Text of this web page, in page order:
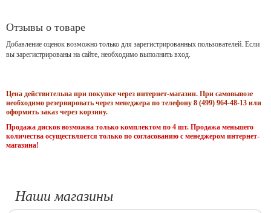
Отзывы о товаре
Добавление оценок возможно только для зарегистрированных пользователей. Если
вы зарегистрированы на сайте, необходимо выполнить вход.
Цена действительна при покупке через интернет-магазин. При самовывозе
необходимо резервировать через менеджера по телефону 8 (499) 964-48-13 или
оформить заказ через корзину.
Продажа дисков возможна только комплектом по 4 шт. Продажа меньшего
количества осуществляется только по согласованию с менеджером интернет-
магазина!
Наши магазины